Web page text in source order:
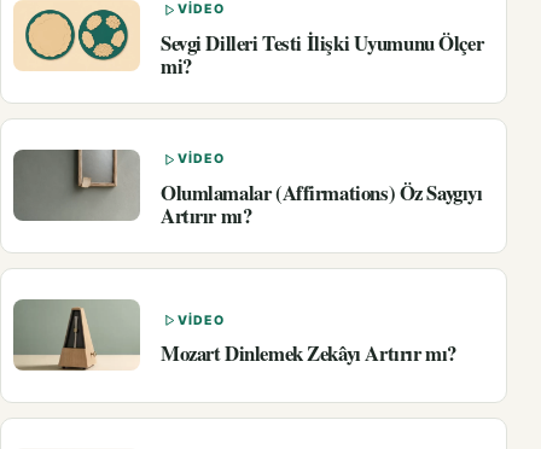
VIDEO
Sevgi Dilleri Testi İlişki Uyumunu Ölçer
mi?
VIDEO
Olumlamalar (Affirmations) Öz Saygıyı
Artırır mı?
VIDEO
Mozart Dinlemek Zekâyı Artırır mı?